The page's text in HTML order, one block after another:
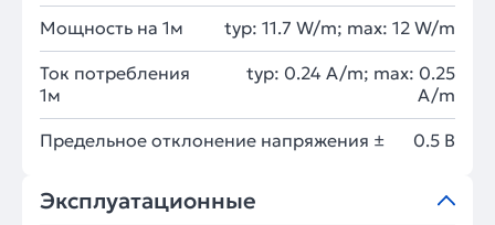
Мощность на 1м typ: 11.7 W/m; max: 12 W/m
Ток потребления
1м
typ: 0.24 A/m; max: 0.25
A/m
Предельное отклонение напряжения ± 0.5 В
Эксплуатационные